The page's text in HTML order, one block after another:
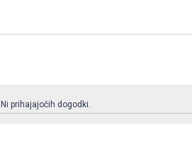
Notice
Ni prihajajočih dogodki.